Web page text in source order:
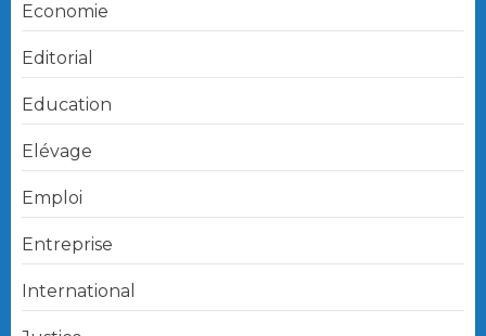
Economie
Editorial
Education
Elévage
Emploi
Entreprise
International